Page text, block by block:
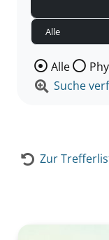
Wählen Sie
Alle
Suche
Zur